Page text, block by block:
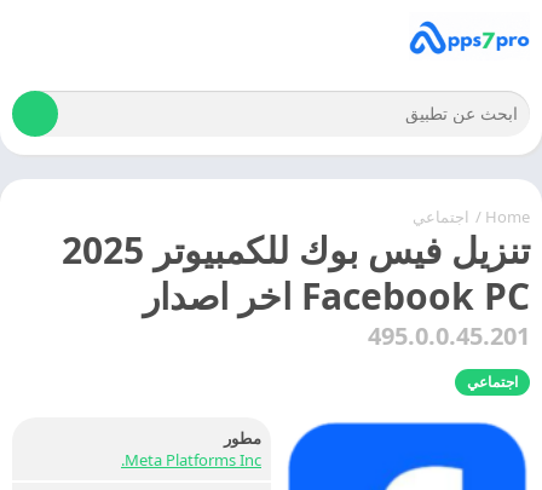
Home
/ اجتماعي
تنزيل فيس بوك للكمبيوتر 2025
Facebook PC اخر اصدار
495.0.0.45.201
اجتماعي
مطور
Meta Platforms Inc.